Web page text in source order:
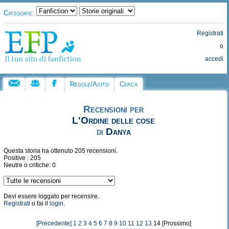
Categorie:
Registrati
o
accedi
Regole/Aiuto Cerca
Recensioni per
L'Ordine delle cose
di Danya
Questa storia ha ottenuto 205 recensioni.
Positive : 205
Neutre o critiche: 0
Devi essere loggato per recensire.
Registrati o fai il login.
[Precedente] 1 2 3 4 5 6 7 8 9 10 11 12 1314 [Prossimo]